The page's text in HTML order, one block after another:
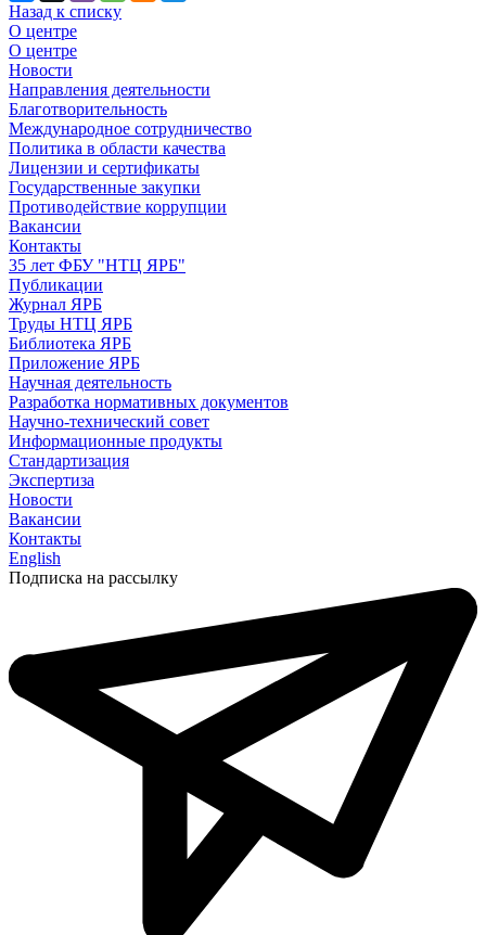
Назад к списку
О центре
О центре
Новости
Направления деятельности
Благотворительность
Международное сотрудничество
Политика в области качества
Лицензии и сертификаты
Государственные закупки
Противодействие коррупции
Вакансии
Контакты
35 лет ФБУ "НТЦ ЯРБ"
Публикации
Журнал ЯРБ
Труды НТЦ ЯРБ
Библиотека ЯРБ
Приложение ЯРБ
Научная деятельность
Разработка нормативных документов
Научно-технический совет
Информационные продукты
Стандартизация
Экспертиза
Новости
Вакансии
Контакты
English
Подписка на рассылку